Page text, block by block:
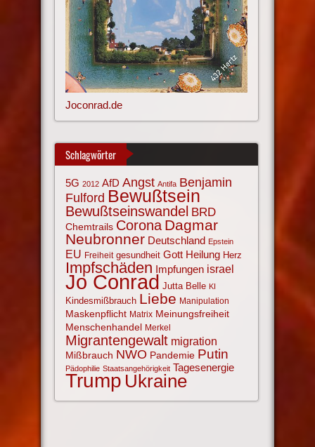
Joconrad.de
Schlagwörter
5G 2012 AfD Angst Antifa Benjamin
Fulford Bewußtsein
Bewußtseinswandel BRD
Chemtrails Corona Dagmar
Neubronner Deutschland Epstein
EU Freiheit gesundheit Gott Heilung Herz
Impfschäden Impfungen israel
Jo Conrad Jutta Belle KI
Kindesmißbrauch Liebe Manipulation
Maskenpflicht Matrix Meinungsfreiheit
Menschenhandel Merkel
Migrantengewalt migration
Mißbrauch NWO Pandemie Putin
Pädophilie Staatsangehörigkeit Tagesenergie
Trump Ukraine